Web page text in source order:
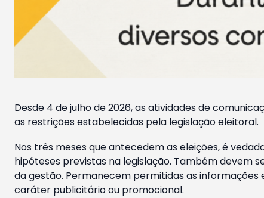
Desde 4 de julho de 2026, as atividades de
as restrições estabelecidas pela legislação eleitoral.
Nos três meses que antecedem as eleições, é
hipóteses previstas na legislação. Também devem
da gestão. Permanecem permitidas as
caráter publicitário ou promocional.